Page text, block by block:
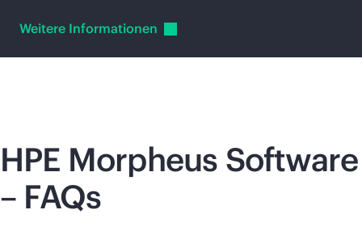
Weitere Informationen
HPE Morpheus Software
– FAQs